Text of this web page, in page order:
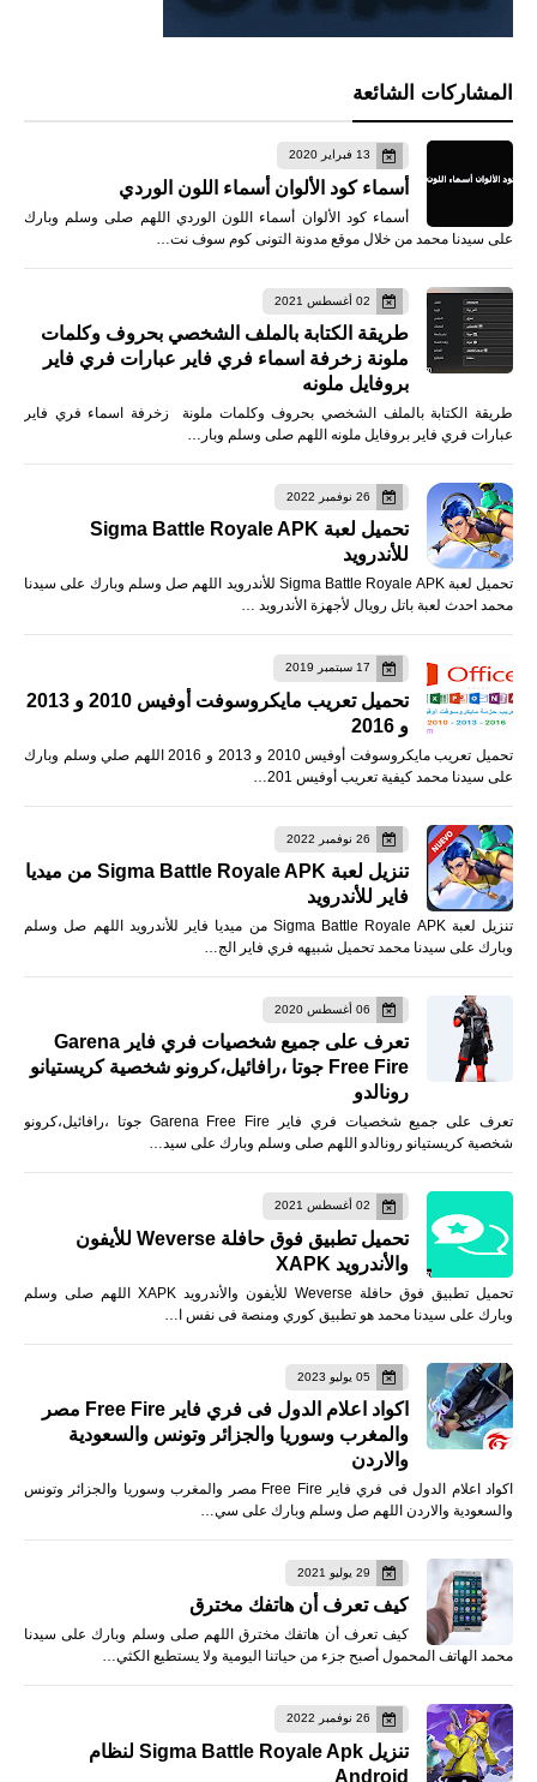
المشاركات الشائعة
13 فبراير 2020
أسماء كود الألوان أسماء اللون الوردي
أسماء كود الألوان أسماء اللون الوردي اللهم صلى وسلم وبارك
على سيدنا محمد من خلال موقع مدونة التونى كوم سوف نت…
02 أغسطس 2021
طريقة الكتابة بالملف الشخصي بحروف وكلمات
ملونة زخرفة اسماء فري فاير عبارات فري فاير
بروفايل ملونه
طريقة الكتابة بالملف الشخصي بحروف وكلمات ملونة زخرفة اسماء فري فاير
عبارات فري فاير بروفايل ملونه اللهم صلى وسلم وبار…
26 نوفمبر 2022
تحميل لعبة Sigma Battle Royale APK
للأندرويد
تحميل لعبة Sigma Battle Royale APK للأندرويد اللهم صل وسلم وبارك على سيدنا
محمد احدث لعبة باتل رويال لأجهزة الأندرويد …
17 سبتمبر 2019
تحميل تعريب مايكروسوفت أوفيس 2010 و 2013
و 2016
تحميل تعريب مايكروسوفت أوفيس 2010 و 2013 و 2016 اللهم صلي وسلم وبارك
على سيدنا محمد كيفية تعريب أوفيس 201…
26 نوفمبر 2022
تنزيل لعبة Sigma Battle Royale APK من ميديا
فاير للأندرويد
تنزيل لعبة Sigma Battle Royale APK من ميديا فاير للأندرويد اللهم صل وسلم
وبارك على سيدنا محمد تحميل شبيهه فري فاير الج…
06 أغسطس 2020
تعرف على جميع شخصيات فري فاير Garena
Free Fire جوتا ،رافائيل،كرونو شخصية كريستيانو
رونالدو
تعرف على جميع شخصيات فري فاير Garena Free Fire جوتا ،رافائيل،كرونو
شخصية كريستيانو رونالدو اللهم صلى وسلم وبارك على سيد…
02 أغسطس 2021
تحميل تطبيق فوق حافلة Weverse للأيفون
والأندرويد XAPK
تحميل تطبيق فوق حافلة Weverse للأيفون والأندرويد XAPK اللهم صلى وسلم
وبارك على سيدنا محمد هو تطبيق كوري ومنصة فى نفس ا…
05 يوليو 2023
اكواد اعلام الدول فى فري فاير Free Fire مصر
والمغرب وسوريا والجزائر وتونس والسعودية
والاردن
اكواد اعلام الدول فى فري فاير Free Fire مصر والمغرب وسوريا والجزائر وتونس
والسعودية والاردن اللهم صل وسلم وبارك على سي…
29 يوليو 2021
كيف تعرف أن هاتفك مخترق
كيف تعرف أن هاتفك مخترق اللهم صلى وسلم وبارك على سيدنا
محمد الهاتف المحمول أصبح جزء من حياتنا اليومية ولا يستطيع الكثي…
26 نوفمبر 2022
تنزيل Sigma Battle Royale Apk لنظام
Android